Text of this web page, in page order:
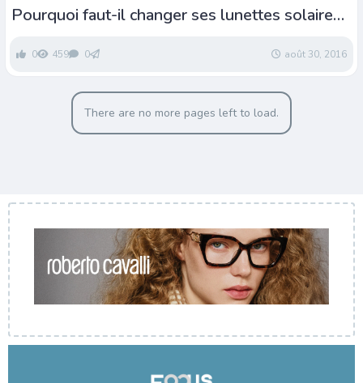
Pourquoi faut-il changer ses lunettes solaires
0 459 0 août 30, 2016
There are no more pages left to load.